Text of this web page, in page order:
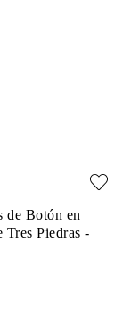
de Botón en
Tres Piedras -